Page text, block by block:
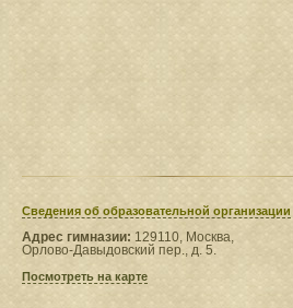
Сведения​ об образовательной организации
Адрес гимназии: 129110, Москва,
Орлово-Давыдовский пер., д. 5.
Посмотреть на карте